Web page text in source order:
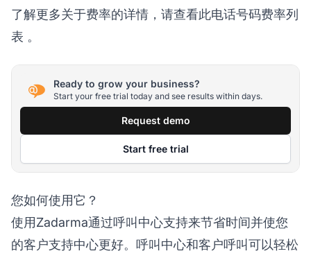
了解更多关于费率的详情，请查看此电话号码费率列
表 。
Ready to grow your business?
Start your free trial today and see results within days.
Request demo
Start free trial
您如何使用它？
使用Zadarma通过呼叫中心支持来节省时间并使您
的客户支持中心更好。呼叫中心和客户呼叫可以轻松